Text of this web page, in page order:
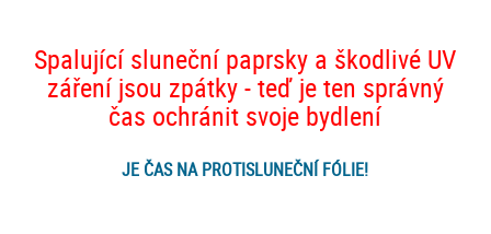
Spalující sluneční paprsky a škodlivé UV
záření jsou zpátky - teď je ten správný
čas ochránit svoje bydlení
JE ČAS NA PROTISLUNEČNÍ FÓLIE!